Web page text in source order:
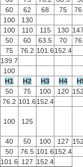
60 62 68 75
100
130
100 110 115 130
50 60 63.5 70
75 76.2 101.6152.4
139.7
100
H1 H2 H3 H4
50 75 100 120
76.2 101.6152.4
100 125
40 50 100 127
50 76.5 101.6152.4
101.6 127 152.4